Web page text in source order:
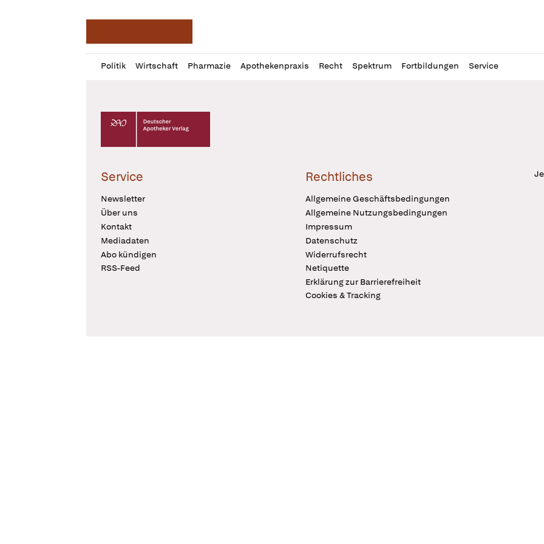
Politik Wirtschaft Pharmazie Apothekenpraxis Recht Spektrum Fortbildungen Service
Profil
öffnen
Daz
Pur
Deutscher Apotheker Verlag Logo
Service
Newsletter
Über uns
Kontakt
Mediadaten
Abo kündigen
RSS-Feed
Rechtliches
Allgemeine Geschäftsbedingungen
Allgemeine Nutzungsbedingungen
Impressum
Datenschutz
Widerrufsrecht
Netiquette
Erklärung zur Barrierefreiheit
Cookies & Tracking